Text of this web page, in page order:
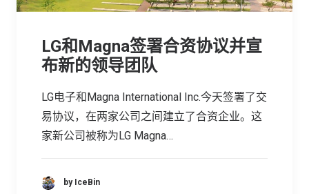
LG和Magna签署合资协议并宣
布新的领导团队
LG电子和Magna International Inc.今天签署了交
易协议，在两家公司之间建立了合资企业。这
家新公司被称为LG Magna…
by IceBin